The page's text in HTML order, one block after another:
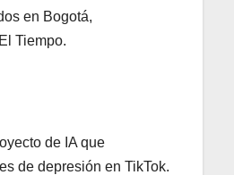
en Bogotá,
Tiempo.
de IA que
de depresión en TikTok.